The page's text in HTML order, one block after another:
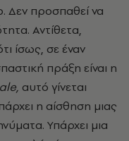
Δεν προσπαθεί να
Αντίθετα,
ίσως, σε έναν
πράξη είναι η
αυτό γίνεται
η αίσθηση μιας
Υπάρχει μια